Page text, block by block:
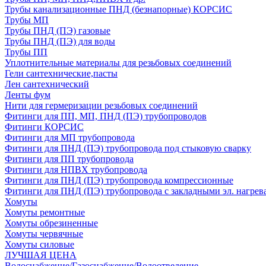
Трубы канализационные ПНД (безнапорные) КОРСИС
Трубы МП
Трубы ПНД (ПЭ) газовые
Трубы ПНД (ПЭ) для воды
Трубы ПП
Уплотнительные материалы для резьбовых соединений
Гели сантехнические,пасты
Лен сантехнический
Ленты фум
Нити для гермеризации резьбовых соединений
Фитинги для ПП, МП, ПНД (ПЭ) трубопроводов
Фитинги КОРСИС
Фитинги для МП трубопровода
Фитинги для ПНД (ПЭ) трубопровода под стыковую сварку
Фитинги для ПП трубопровода
Фитинги для НПВХ трубопровода
Фитинги для ПНД (ПЭ) трубопровода компрессионные
Фитинги для ПНД (ПЭ) трубопровода с закладными эл.
Хомуты
Хомуты ремонтные
Хомуты обрезиненные
Хомуты червячные
Хомуты силовые
ЛУЧШАЯ ЦЕНА